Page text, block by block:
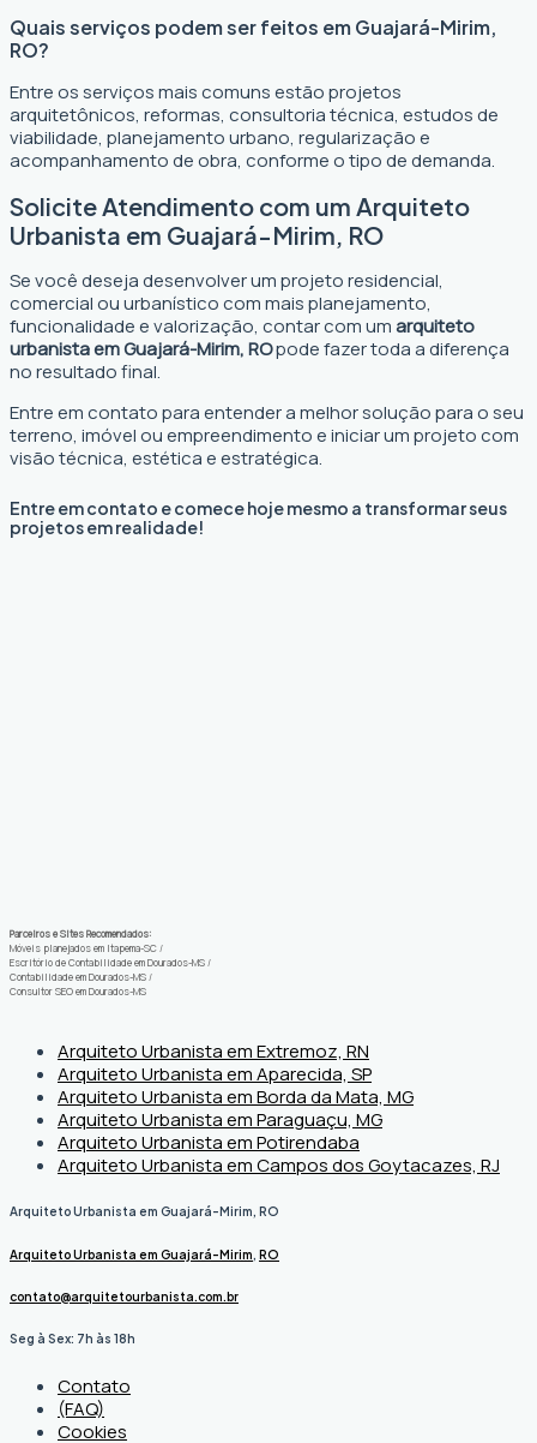
Quais serviços podem ser feitos em Guajará-Mirim,
RO?
Entre os serviços mais comuns estão projetos
arquitetônicos, reformas, consultoria técnica, estudos de
viabilidade, planejamento urbano, regularização e
acompanhamento de obra, conforme o tipo de demanda.
Solicite Atendimento com um Arquiteto
Urbanista em Guajará-Mirim, RO
Se você deseja desenvolver um projeto residencial,
comercial ou urbanístico com mais planejamento,
funcionalidade e valorização, contar com umarquiteto
urbanista em Guajará-Mirim, ROpode fazer toda a diferença
no resultado final.
Entre em contato para entender a melhor solução para o seu
terreno, imóvel ou empreendimento e iniciar um projeto com
visão técnica, estética e estratégica.
Entre em contato e comece hoje mesmo a transformar seus
projetos em realidade!
Parceiros e Sites Recomendados:
Móveis planejados em Itapema-SC /
Escritório de Contabilidade em Dourados-MS /
Contabilidade em Dourados-MS /
Consultor SEO em Dourados-MS
Arquiteto Urbanista em Extremoz, RN
Arquiteto Urbanista em Aparecida, SP
Arquiteto Urbanista em Borda da Mata, MG
Arquiteto Urbanista em Paraguaçu, MG
Arquiteto Urbanista em Potirendaba
Arquiteto Urbanista em Campos dos Goytacazes, RJ
Arquiteto Urbanista em Guajará-Mirim, RO
Arquiteto Urbanista em Guajará-Mirim, RO
contato@arquitetourbanista.com.br
Seg à Sex: 7h às 18h
Contato
(FAQ)
Cookies